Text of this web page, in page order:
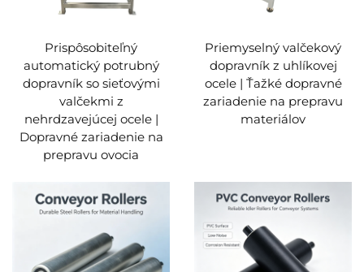
Prispôsobiteľný
automatický potrubný
dopravník so sieťovými
valčekmi z
nehrdzavejúcej ocele |
Dopravné zariadenie na
prepravu ovocia
Priemyselný valčekový
dopravník z uhlíkovej
ocele | Ťažké dopravné
zariadenie na prepravu
materiálov